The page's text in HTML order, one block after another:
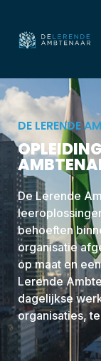
DE LERENDE
De Lerende
behoeften
organisatie
op maat en
Lerende
dagelijkse
organisaties,